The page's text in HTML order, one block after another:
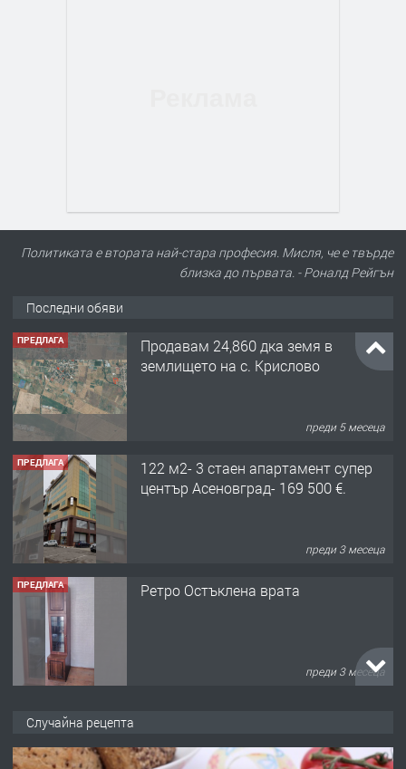
Политиката е втората най-стара професия. Мисля, че е твърде
близка до първата. - Роналд Рейгън
Последни обяви
ПРЕДЛАГА
Продавам 24,860 дка земя в
землището на с. Крислово
преди 5 месеца
ПРЕДЛАГА
122 м2- 3 стаен апартамент супер
център Асеновград- 169 500 €.
преди 3 месеца
ПРЕДЛАГА Ретро Остъклена врата
преди 3 месеца
Случайна рецепта